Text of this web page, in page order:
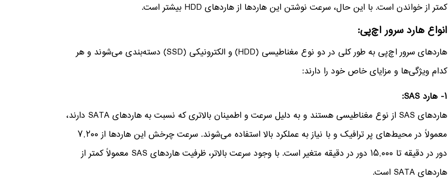
کمتر از خواندن است. با این حال، سرعت نوشتن این هاردها از هاردهای HDD بیشتر است.
انواع هارد سرور اچ‌پی:
هاردهای سرور اچ‌پی به طور کلی در دو نوع مغناطیسی (HDD) و الکترونیکی (SSD) دسته‌بندی می‌شوند و هر
کدام ویژگی‌ها و مزایای خاص خود را دارند:
۱- هارد SAS:
هاردهای SAS از نوع مغناطیسی هستند و به دلیل سرعت و اطمینان بالاتری که نسبت به هاردهای SATA دارند،
معمولاً در محیط‌های پر ترافیک و با نیاز به عملکرد بالا استفاده می‌شوند. سرعت چرخش این هاردها از ۷,۲۰۰
دور در دقیقه تا ۱۵,۰۰۰ دور در دقیقه متغیر است. با وجود سرعت بالاتر، ظرفیت هاردهای SAS معمولاً کمتر از
هاردهای SATA است.